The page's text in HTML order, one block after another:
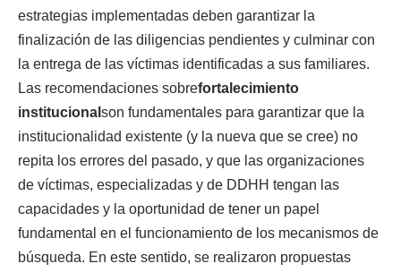
estrategias implementadas deben garantizar la
finalización de las diligencias pendientes y culminar con
la entrega de las víctimas identificadas a sus familiares.
Las recomendaciones sobrefortalecimiento
institucional son fundamentales para garantizar que la
institucionalidad existente (y la nueva que se cree) no
repita los errores del pasado, y que las organizaciones
de víctimas, especializadas y de DDHH tengan las
capacidades y la oportunidad de tener un papel
fundamental en el funcionamiento de los mecanismos de
búsqueda. En este sentido, se realizaron propuestas